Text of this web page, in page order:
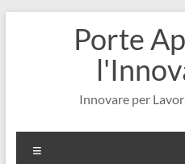
Porte
Innovare per